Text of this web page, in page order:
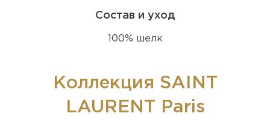
Состав и уход
100% шелк
Коллекция SAINT
LAURENT Paris